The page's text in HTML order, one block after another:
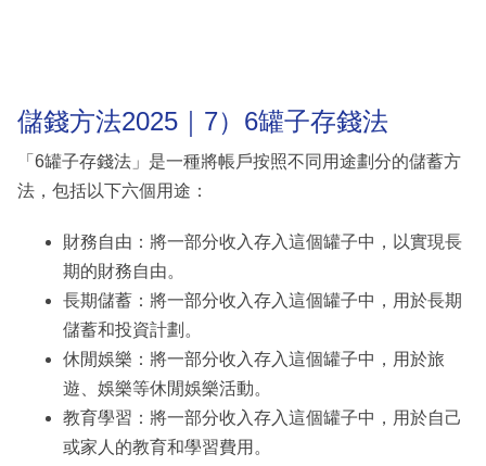
儲錢方法2025｜7）6罐子存錢法
「6罐子存錢法」是一種將帳戶按照不同用途劃分的儲蓄方
法，包括以下六個用途：
財務自由：將一部分收入存入這個罐子中，以實現長
期的財務自由。
長期儲蓄：將一部分收入存入這個罐子中，用於長期
儲蓄和投資計劃。
休閒娛樂：將一部分收入存入這個罐子中，用於旅
遊、娛樂等休閒娛樂活動。
教育學習：將一部分收入存入這個罐子中，用於自己
或家人的教育和學習費用。